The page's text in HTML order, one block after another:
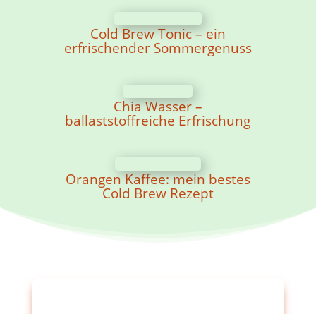
Cold Brew Tonic – ein
erfrischender Sommergenuss
Chia Wasser –
ballaststoffreiche Erfrischung
Orangen Kaffee: mein bestes
Cold Brew Rezept